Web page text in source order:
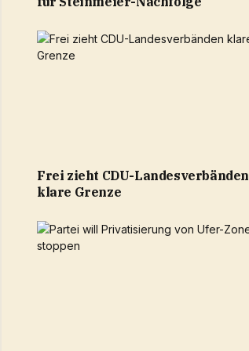
Frei zieht CDU-Landesverbänden
klare Grenze